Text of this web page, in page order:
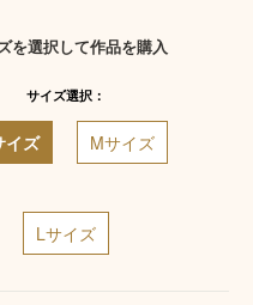
を選択して作品を購入
サイズ選択：
イズ Mサイズ
Lサイズ